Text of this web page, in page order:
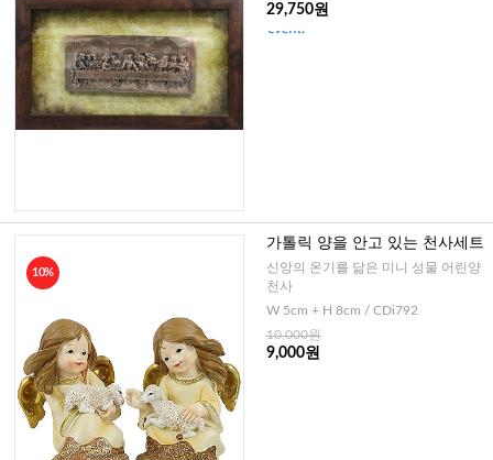
29,750원
10%
가톨릭 양을 안고 있는 천사세트
신앙의 온기를 닮은 미니 성물 어린양
천사
W 5cm + H 8cm / CDi792
10,000원
9,000원